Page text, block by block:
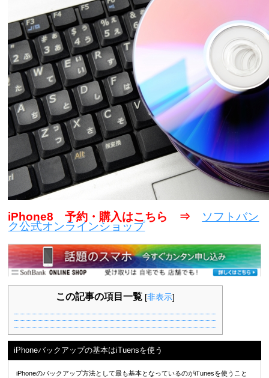
iPhone8 予約・購入はこちら ⇒ ソフトバン
ク公式オンラインショップ
この記事の項目一覧 [非表示]
iPhoneバックアップの基本はiTuensを使う
iPhoneのバックアップ方法として最も基本となっているのがiTunesを使うこと